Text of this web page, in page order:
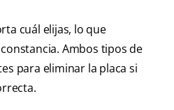
cuál elijas, lo que
Ambos tipos de
para eliminar la placa si